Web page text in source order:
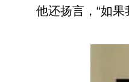
他还扬言，“如